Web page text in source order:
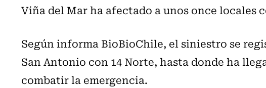
Viña del Mar ha afectado a unos once locales
Según informa BioBioChile, el siniestro se
San Antonio con 14 Norte, hasta donde ha
combatir la emergencia.